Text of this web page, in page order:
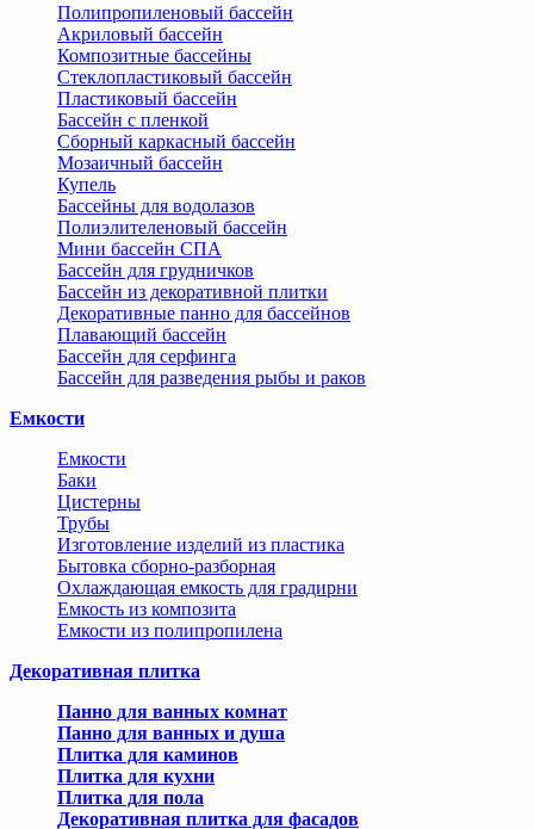
Полипропиленовый бассейн
Акриловый бассейн
Композитные бассейны
Стеклопластиковый бассейн
Пластиковый бассейн
Бассейн с пленкой
Сборный каркасный бассейн
Мозаичный бассейн
Купель
Бассейны для водолазов
Полиэлителеновый бассейн
Мини бассейн СПА
Бассейн для грудничков
Бассейн из декоративной плитки
Декоративные панно для бассейнов
Плавающий бассейн
Бассейн для серфинга
Бассейн для разведения рыбы и раков
Емкости
Емкости
Баки
Цистерны
Трубы
Изготовление изделий из пластика
Бытовка сборно-разборная
Охлаждающая емкость для градирни
Емкость из композита
Емкости из полипропилена
Декоративная плитка
Панно для ванных комнат
Панно для ванных и душа
Плитка для каминов
Плитка для кухни
Плитка для пола
Декоративная плитка для фасадов